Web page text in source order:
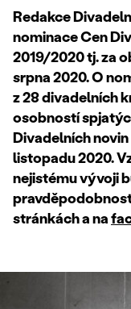
Redakce
nominace Cen
2019/2020 tj. za
srpna 2020. O
z 28 divadelních
osobností
Divadelních
listopadu 2020.
nejistému vývoji
stránkách a na